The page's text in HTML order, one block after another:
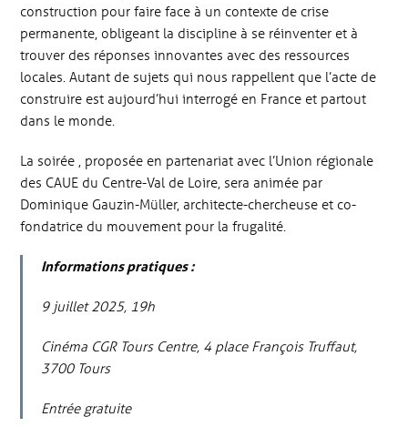
construction pour faire face à un contexte de crise
permanente, obligeant la discipline à se réinventer et à
trouver des réponses innovantes avec des ressources
locales. Autant de sujets qui nous rappellent que l’acte de
construire est aujourd’hui interrogé en France et partout
dans le monde.
La soirée , proposée en partenariat avec l’Union régionale
des CAUE du Centre-Val de Loire, sera animée par
Dominique Gauzin-Müller, architecte-chercheuse et co-
fondatrice du mouvement pour la frugalité.
Informations pratiques :
9 juillet 2025, 19h
Cinéma CGR Tours Centre, 4 place François Truffaut,
3700 Tours
Entrée gratuite